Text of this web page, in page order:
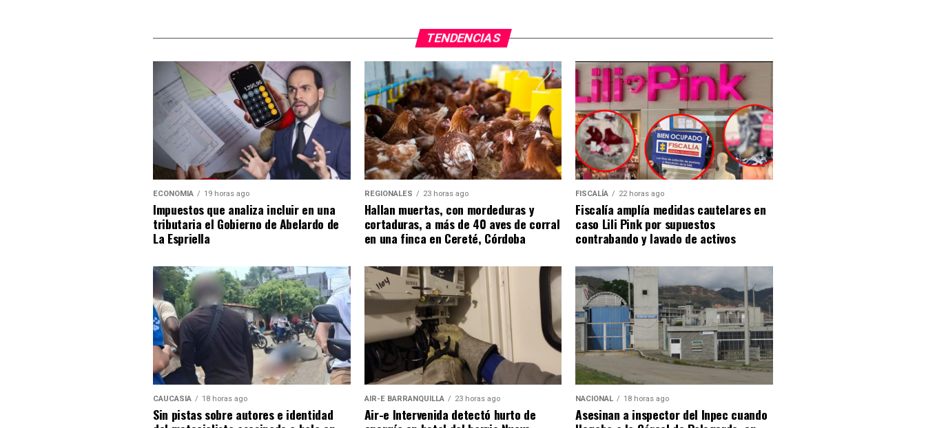
TENDENCIAS
ECONOMIA 19 horas ago
Impuestos que analiza incluir en una
tributaria el Gobierno de Abelardo de
La Espriella
REGIONALES 23 horas ago
Hallan muertas, con mordeduras y
cortaduras, a más de 40 aves de corral
en una finca en Cereté, Córdoba
FISCALÍA 22 horas ago
Fiscalía amplía medidas cautelares en
caso Lili Pink por supuestos
contrabando y lavado de activos
CAUCASIA 18 horas ago
Sin pistas sobre autores e identidad
AIR-E BARRANQUILLA 23 horas ago
Air-e Intervenida detectó hurto de
NACIONAL 18 horas ago
Asesinan a inspector del Inpec cuando